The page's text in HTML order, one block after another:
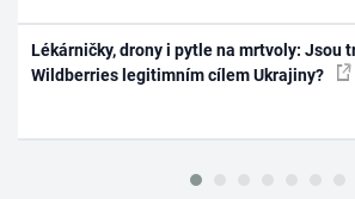
Lékárničky, drony i pytle na mrtvoly: Jsou
Wildberries legitimním cílem Ukrajiny?